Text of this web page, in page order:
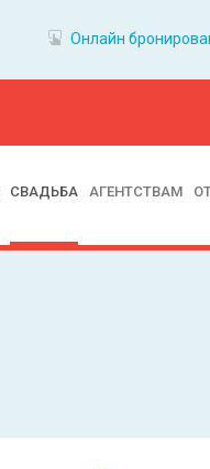
Онлайн
СВАДЬБА АГЕНТСТВАМ